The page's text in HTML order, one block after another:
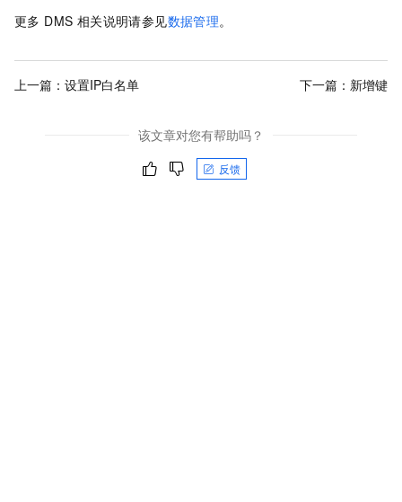
更多 DMS 相关说明请参见数据管理。
上一篇： 设置IP白名单 下一篇： 新增键
该文章对您有帮助吗？
反馈